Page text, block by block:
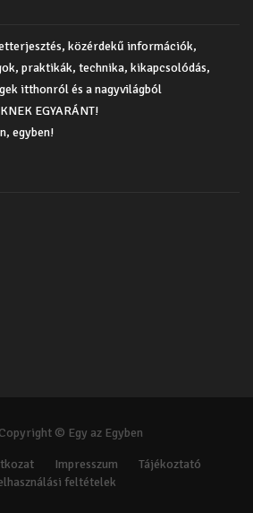
közérdekű információk,
praktikák, technika, kikapcsolódás,
itthonról és a nagyvilágból
EGYARÁNT!
egyben!
© Egy az Egyben
Impresszum
Tájékoztató
feltételek